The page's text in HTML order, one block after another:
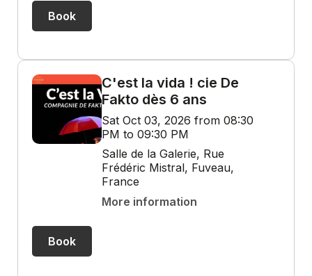
Book
C'est la vida ! cie De
Fakto dès 6 ans
Sat Oct 03, 2026 from 08:30
PM to 09:30 PM
Salle de la Galerie, Rue
Frédéric Mistral, Fuveau,
France
More information
Book